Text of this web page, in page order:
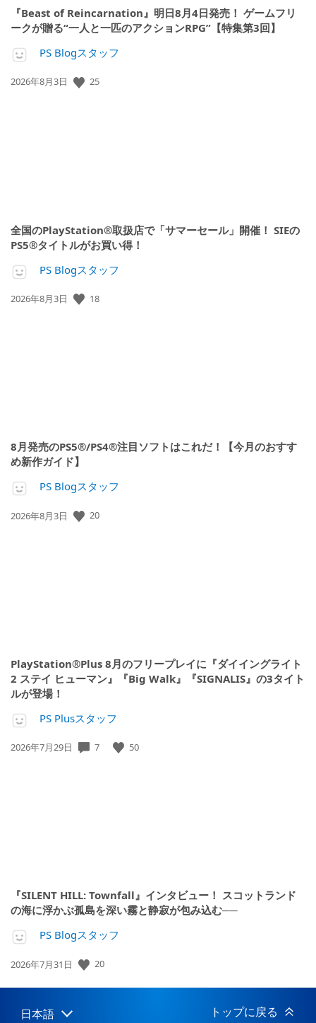
『Beast of Reincarnation』明日8月4日発売！ ゲームフリ
ークが贈る“一人と一匹のアクションRPG”【特集第3回】
PS Blogスタッフ
公
2026年8月3日 25
全国のPlayStation®取扱店で「サマーセール」開催！ SIEの
PS5®タイトルがお買い得！
PS Blogスタッフ
公
2026年8月3日 18
8月発売のPS5®/PS4®注目ソフトはこれだ！【今月のおすす
め新作ガイド】
PS Blogスタッフ
公
2026年8月3日 20
PlayStation®Plus 8月のフリープレイに『ダイイングライト
2 ステイ ヒューマン』『Big Walk』『SIGNALIS』の3タイト
ルが登場！
PS Plusスタッフ
公
2026年7月29日 7 50
『SILENT HILL: Townfall』インタビュー！ スコットランド
の海に浮かぶ孤島を深い霧と静寂が包み込む──
PS Blogスタッフ
公
日:
2026年7月31日 20
Select
Current
日本語 トップに戻る